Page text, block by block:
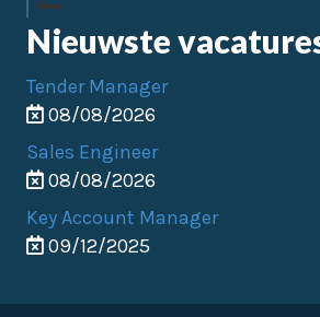
Nieuwste
Tender Manager
08/08/2026
Sales Engineer
08/08/2026
Key Account Manager
09/12/2025